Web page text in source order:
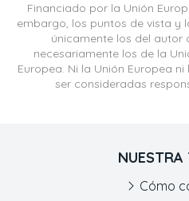
Financiado por la Unión
embargo, los puntos de vista y
únicamente los del autor
necesariamente los de la
Europea. Ni la Unión Europea
ser consideradas
NUESTRA
Cómo